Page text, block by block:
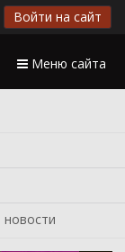
Войти на сайт
Меню сайта